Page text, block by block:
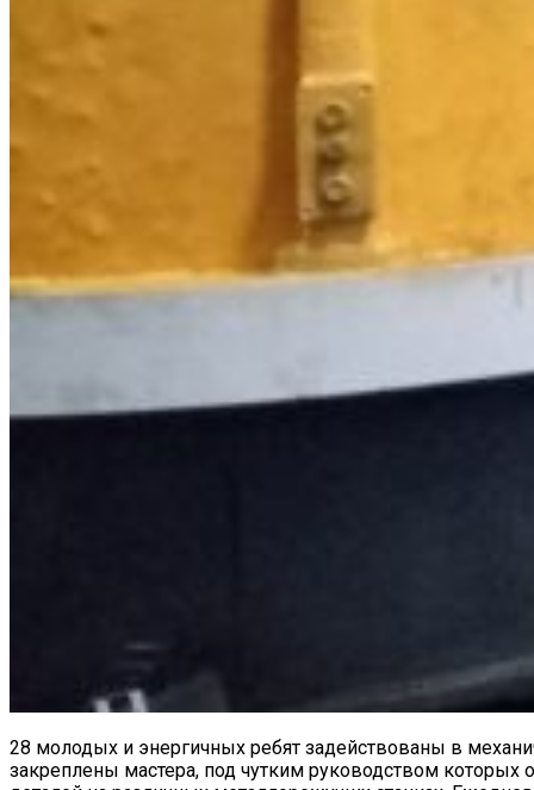
28 молодых и энергичных ребят задействованы в
закреплены мастера, под чутким руководством